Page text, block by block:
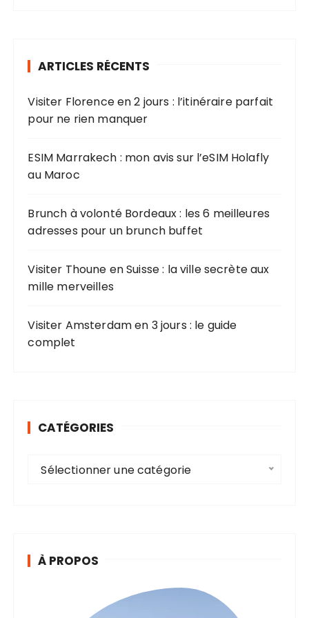
e
p
u
r
:
ARTICLES RÉCENTS
Visiter Florence en 2 jours : l’itinéraire parfait
pour ne rien manquer
ESIM Marrakech : mon avis sur l’eSIM Holafly
au Maroc
Brunch à volonté Bordeaux : les 6 meilleures
adresses pour un brunch buffet
Visiter Thoune en Suisse : la ville secrète aux
mille merveilles
Visiter Amsterdam en 3 jours : le guide
complet
CATÉGORIES
r
Sélectionner une catégorie
À PROPOS